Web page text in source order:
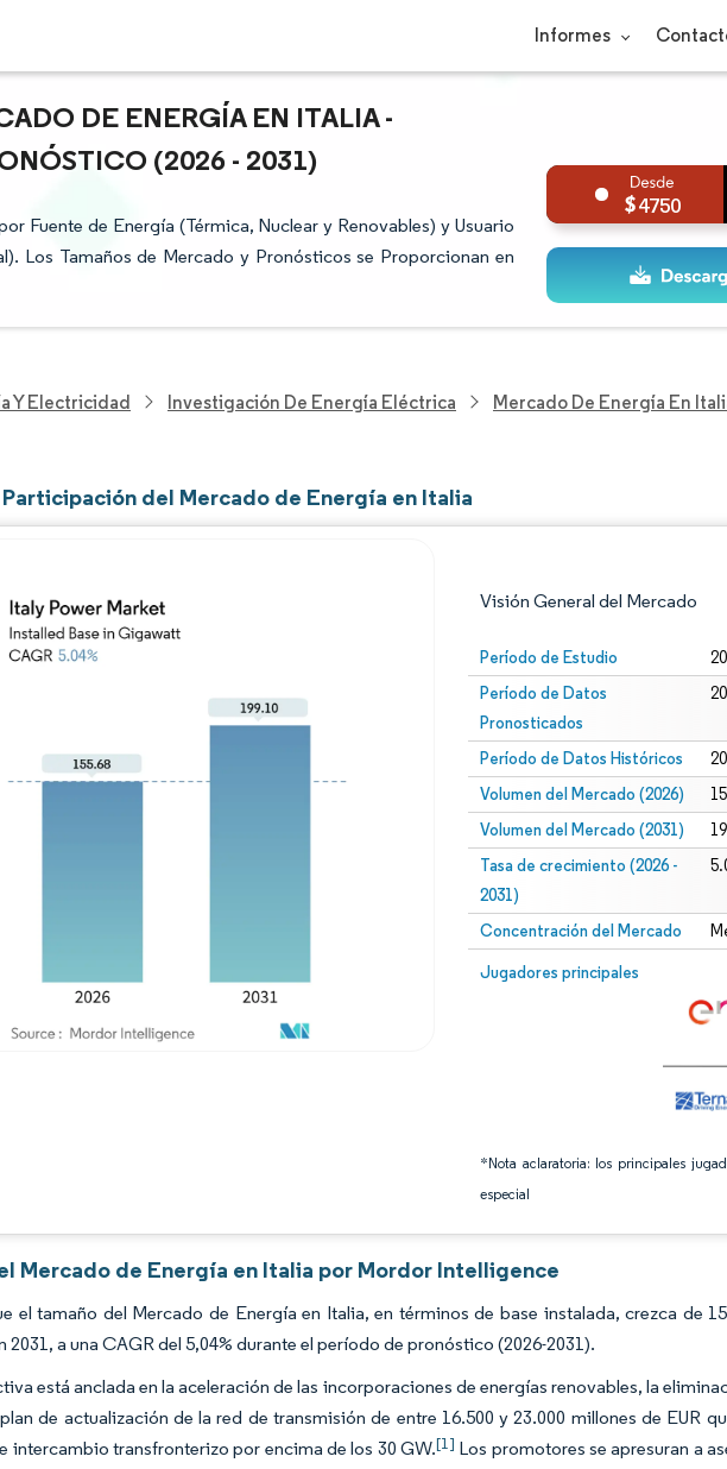
Informes
DE ENERGÍA EN ITALIA -
(2026 - 2031)
Fuente de Energía (Térmica, Nuclear y Renovables) y Usuario
Los Tamaños de Mercado y Pronósticos se Proporcionan en
4750
Y Electricidad Investigación De Energía Eléctrica Mercado De Energía En
Participación del Mercado de Energía en Italia
Visión General del Mercado
Período de Estudio
Período de Datos
Pronosticados
Período de Datos Históricos
Volumen del Mercado (2026)
Volumen del Mercado (2031)
Tasa de crecimiento (2026 -
2031)
Concentración del Mercado
Jugadores principales
*Nota aclaratoria: los principales
especial
Imagen © Mordor Intelligence. El uso
Imagen © Mordor Intelligence. El uso requiere atribución según CC BY 4.0.
Mercado de Energía en Italia por Mordor Intelligence
el tamaño del Mercado de Energía en Italia, en términos de base instalada, crezca de
2031, a una CAGR del 5,04% durante el período de pronóstico (2026-2031).
está anclada en la aceleración de las incorporaciones de energías renovables, la
de actualización de la red de transmisión de entre 16.500 y 23.000 millones de EUR
intercambio transfronterizo por encima de los 30 GW.[1] Los promotores se apresuran a